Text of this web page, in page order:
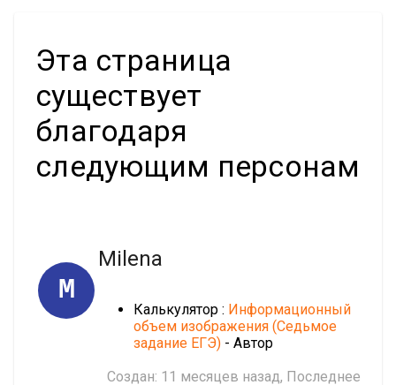
Эта страница
существует
благодаря
следующим персонам
M
Milena
Калькулятор : Информационный
объем изображения (Cедьмое
задание ЕГЭ) - Автор
Создан: 11 месяцев назад, Последнее